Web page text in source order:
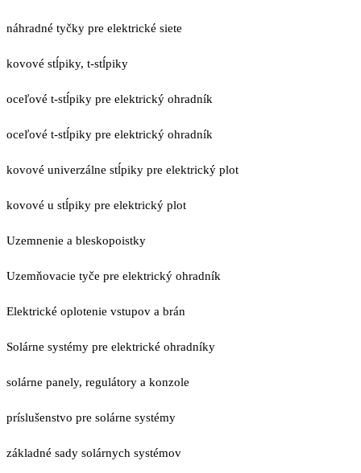
náhradné tyčky pre elektrické siete
kovové stĺpiky, t-stĺpiky
oceľové t-stĺpiky pre elektrický ohradník
oceľové t-stĺpiky pre elektrický ohradník
kovové univerzálne stĺpiky pre elektrický plot
kovové u stĺpiky pre elektrický plot
Uzemnenie a bleskopoistky
Uzemňovacie tyče pre elektrický ohradník
Elektrické oplotenie vstupov a brán
Solárne systémy pre elektrické ohradníky
solárne panely, regulátory a konzole
príslušenstvo pre solárne systémy
základné sady solárnych systémov